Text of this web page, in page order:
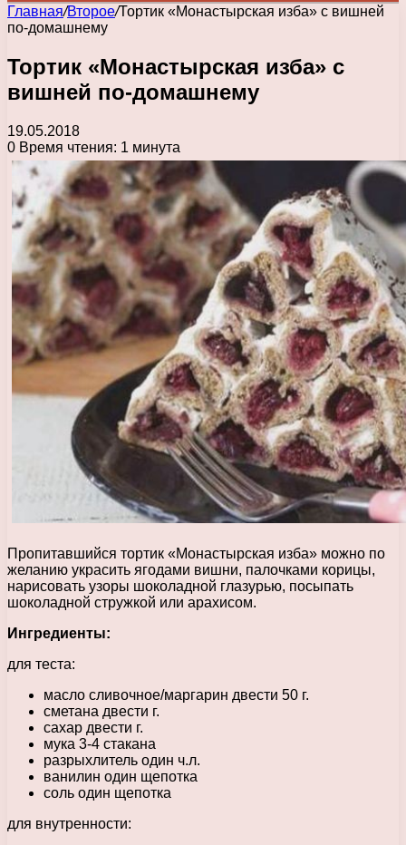
Главная/Второе/Тортик «Монастырская изба» с вишней
по-домашнему
Тортик «Монастырская изба» с
вишней по-домашнему
19.05.2018
0 Время чтения: 1 минута
Пропитавшийся тортик «Монастырская изба» можно по
желанию украсить ягодами вишни, палочками корицы,
нарисовать узоры шоколадной глазурью, посыпать
шоколадной стружкой или арахисом.
Ингредиенты:
для теста:
масло сливочное/маргарин двести 50 г.
сметана двести г.
сахар двести г.
мука 3-4 стакана
разрыхлитель один ч.л.
ванилин один щепотка
соль один щепотка
для внутренности: